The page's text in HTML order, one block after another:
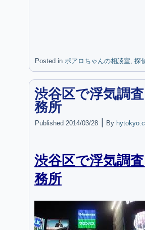
Posted in ポアロちゃんの相談室, 探
渋谷区で浮気調
務所
Published 2014/03/28 By
渋谷区で浮気調
務所